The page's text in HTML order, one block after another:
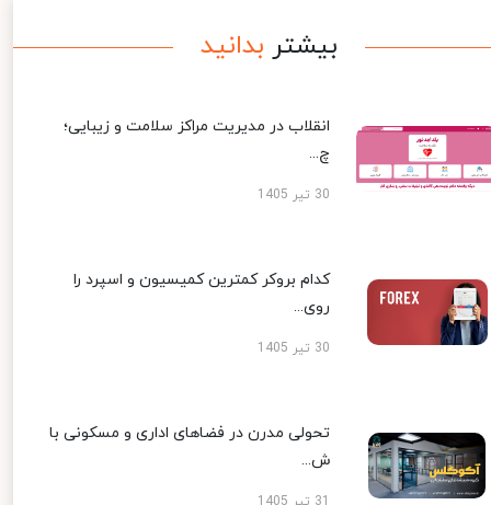
بیشتر بدانید
انقلاب در مدیریت مراکز سلامت و زیبایی؛
چ...
30 تیر 1405
کدام بروکر کمترین کمیسیون و اسپرد را
روی...
30 تیر 1405
تحولی مدرن در فضاهای اداری و مسکونی با
ش...